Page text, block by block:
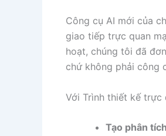
Công cụ AI mới của
giao tiếp trực quan
hoạt, chúng tôi đã
chứ không phải công
Với Trình thiết kế trực
Tạo phân